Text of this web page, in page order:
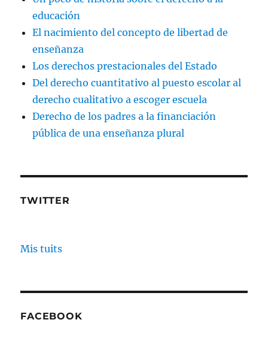
educación
El nacimiento del concepto de libertad de
enseñanza
Los derechos prestacionales del Estado
Del derecho cuantitativo al puesto escolar al
derecho cualitativo a escoger escuela
Derecho de los padres a la financiación
pública de una enseñanza plural
TWITTER
Mis tuits
FACEBOOK